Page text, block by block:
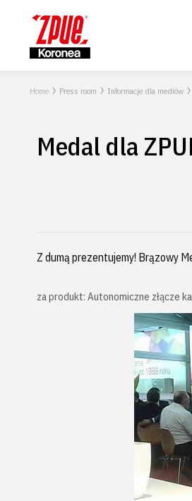
Home Press room Informacje dla mediów
Medal dla
Z dumą prezentujemy! Brązowy
za produkt: Autonomiczne złącze